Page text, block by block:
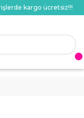
kargo ücretsiz!!!